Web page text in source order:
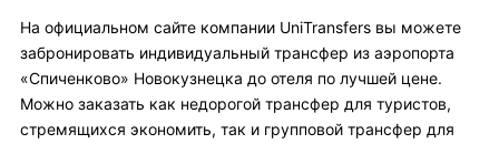
На официальном сайте компании UniTransfers вы можете
забронировать индивидуальный трансфер из аэропорта
«Спиченково» Новокузнецка до отеля по лучшей цене.
Можно заказать как недорогой трансфер для туристов,
стремящихся экономить, так и групповой трансфер для